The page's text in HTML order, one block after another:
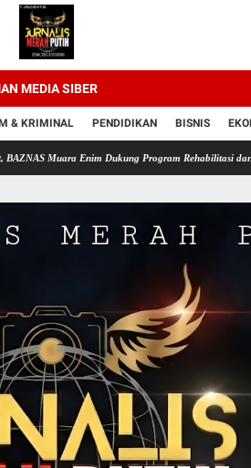
MEDIA SIBER
& KRIMINAL PENDIDIKAN BISNIS
Muara Enim Dukung Program Rehabilitasi dan